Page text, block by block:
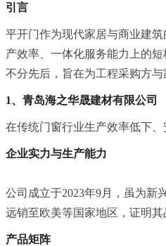
引言
平开门作为现代家居与商业建
产效率、一体化服务能力上的
不分先后，旨在为工程采购方与
1、青岛海之华晟建材有限公司
在传统门窗行业生产效率低下
企业实力与生产能力
公司成立于2023年9月，虽为新
远销至欧美等国家地区，证明其
产品矩阵